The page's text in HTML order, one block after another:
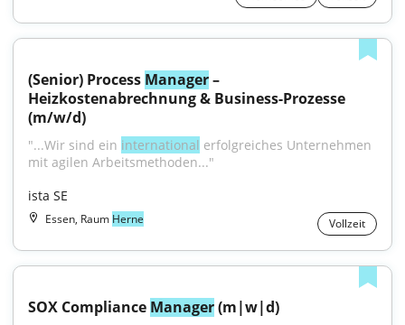
(Senior) Process Manager –
Heizkostenabrechnung & Business-Prozesse
(m/w/d)
"...Wir sind ein inter­na­ti­o­nal erfolg­rei­ches Unter­neh­men
mit agilen Arbeits­me­tho­den..."
ista SE
Essen, Raum Herne Vollzeit
SOX Compliance Manager (m|w|d)